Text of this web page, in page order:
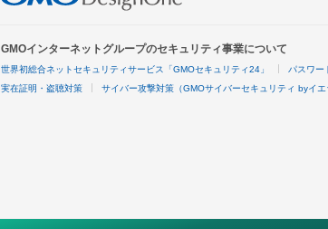
GMOインターネットグループのセキュリティ事業について
世界初総合ネットセキュリティサービス「GMOセキュリティ24」 パスワー
実在証明・盗聴対策 サイバー攻撃対策（GMOサイバーセキュリティ byイエ